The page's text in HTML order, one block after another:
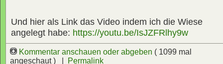
Und hier als Link das Video indem ich die Wiese
angelegt habe: https://youtu.be/IsJZFRlhy9w
Kommentar anschauen oder abgeben ( 1099 mal
angeschaut ) |
Permalink